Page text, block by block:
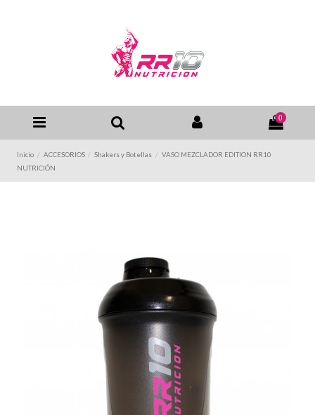
0
Inicio ACCESORIOS Shakers y Botellas
VASO MEZCLADOR EDITION RR10
NUTRICIÓN